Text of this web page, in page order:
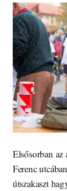
Elsősorban
Ferenc
útszakaszt